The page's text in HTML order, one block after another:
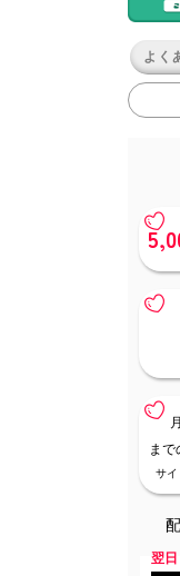
よく
まで
サイ
翌日